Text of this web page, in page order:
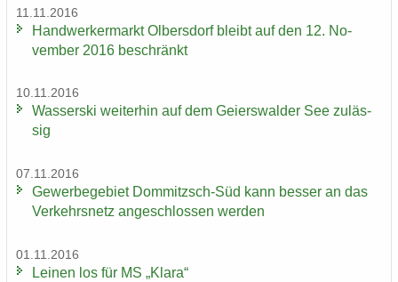
11.11.2016
Hand­wer­ker­markt Ol­bers­dorf bleibt auf den 12. No­
vem­ber 2016 be­schränkt
10.11.2016
Was­ser­ski wei­ter­hin auf dem Gei­ers­wal­der See zu­läs­
sig
07.11.2016
Ge­wer­be­ge­biet Dommitzsch-​Süd kann bes­ser an das
Ver­kehrs­netz an­ge­schlos­sen wer­den
01.11.2016
Lei­nen los für MS „Klara“